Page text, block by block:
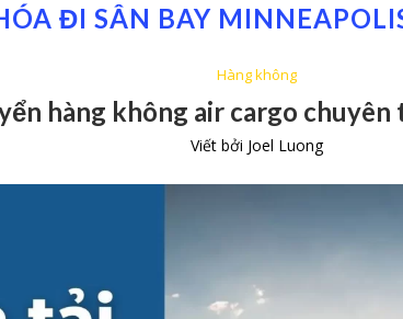
ĐI SÂN BAY
Hàng không
hàng không air cargo chuyên
Viết bởi Joel Luong